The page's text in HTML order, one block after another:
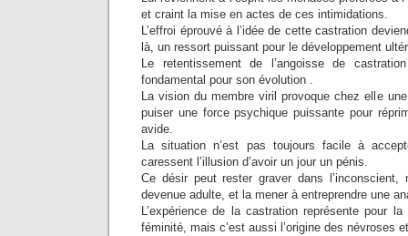
et craint la mise en actes de ces intimidations.
L’effroi éprouvé à l’idée de cette castration
là, un ressort puissant pour le développement
Le retentissement de l’angoisse de
fondamental pour son évolution .
La vision du membre viril provoque chez elle
puiser une force psychique puissante pour
avide.
La situation n’est pas toujours facile à
caressent l’illusion d’avoir un jour un pénis.
Ce désir peut rester graver dans
devenue adulte, et la mener à entreprendre une
L’expérience de la castration représente pour
féminité, mais c’est aussi l’origine des névroses